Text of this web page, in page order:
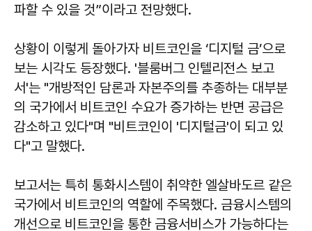
파할 수 있을 것”이라고 전망했다.
상황이 이렇게 돌아가자 비트코인을 ‘디지털 금’으로
보는 시각도 등장했다. '블룸버그 인텔리전스 보고
서'는 "개방적인 담론과 자본주의를 추종하는 대부분
의 국가에서 비트코인 수요가 증가하는 반면 공급은
감소하고 있다"며 "비트코인이 '디지털금'이 되고 있
다"고 말했다.
보고서는 특히 통화시스템이 취약한 엘살바도르 같은
국가에서 비트코인의 역할에 주목했다. 금융시스템의
개선으로 비트코인을 통한 금융서비스가 가능하다는